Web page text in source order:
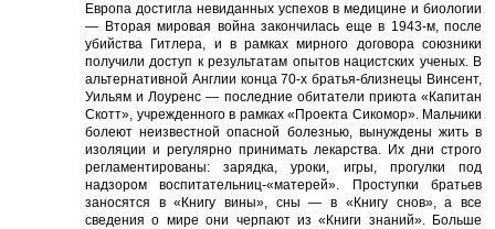
Европа достигла невиданных успехов в медицине и биологии
— Вторая мировая война закончилась еще в 1943-м, после
убийства Гитлера, и в рамках мирного договора союзники
получили доступ к результатам опытов нацистских ученых. В
альтернативной Англии конца 70-х братья-близнецы Винсент,
Уильям и Лоуренс — последние обитатели приюта «Капитан
Скотт», учрежденного в рамках «Проекта Сикомор». Мальчики
болеют неизвестной опасной болезнью, вынуждены жить в
изоляции и регулярно принимать лекарства. Их дни строго
регламентированы: зарядка, уроки, игры, прогулки под
надзором воспитательниц-«матерей». Проступки братьев
заносятся в «Книгу вины», сны — в «Книгу снов», а все
сведения о мире они черпают из «Книги знаний». Больше